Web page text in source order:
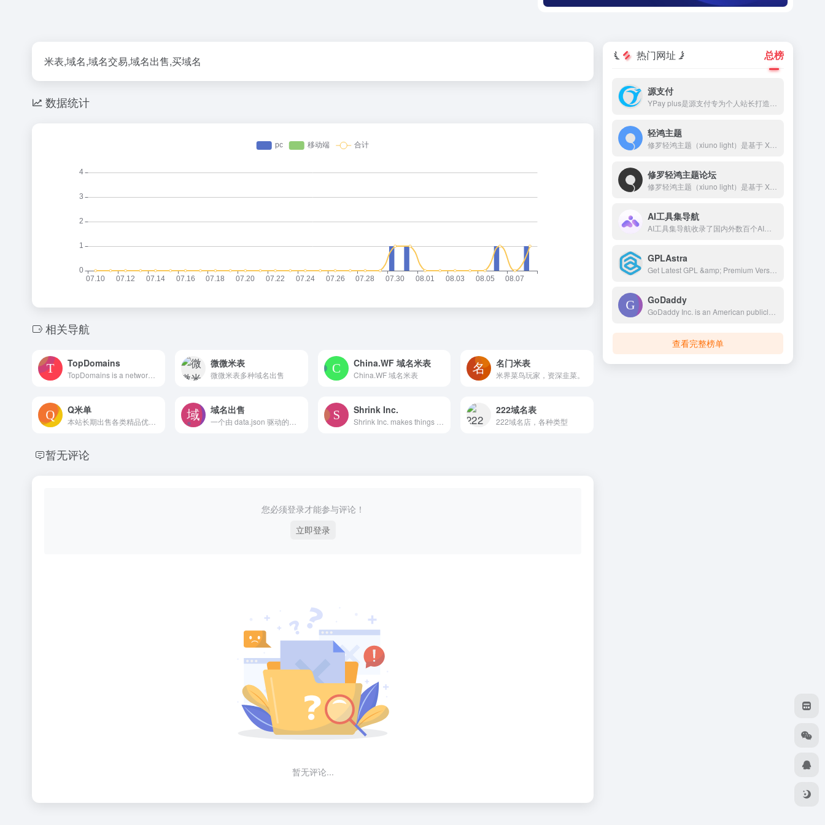
米表,域名,域名交易,域名出售,买域名
数据统计
相关导航
TopDomains 微微米表
微微米表多种域名出售
China.WF 域名米表
China.WF 域名米表
名门米表
米界菜鸟玩家，资深韭菜。
Q米单 域名出售 Shrink Inc. 222域名表
222域名店，各种类型
暂无评论
您必须登录才能参与评论！
立即登录
暂无评论...
热门网址 总榜
源支付
轻鸿主题
修罗轻鸿主题论坛
AI工具集导航
GPLAstra
GoDaddy
查看完整榜单